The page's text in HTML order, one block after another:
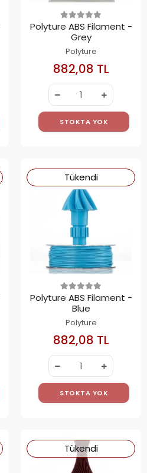
Polyture ABS Filament -
Grey
Polyture
882,08 TL
STOKTA YOK
Tükendi
Polyture ABS Filament -
Blue
Polyture
882,08 TL
STOKTA YOK
Tükendi